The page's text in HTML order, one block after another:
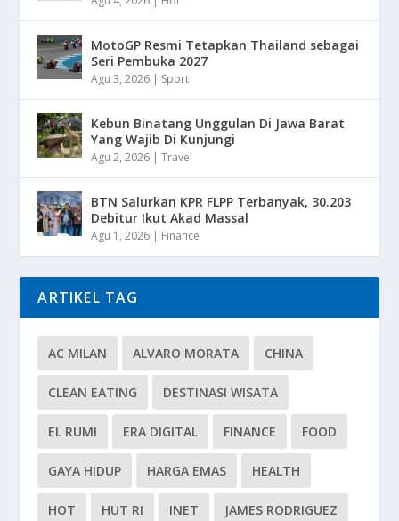
MotoGP Resmi Tetapkan Thailand sebagai
Seri Pembuka 2027
Agu 3, 2026 | Sport
Kebun Binatang Unggulan Di Jawa Barat
Yang Wajib Di Kunjungi
Agu 2, 2026 |Travel
BTN Salurkan KPR FLPP Terbanyak, 30.203
Debitur Ikut Akad Massal
Agu 1, 2026 | Finance
ARTIKEL TAG
AC MILAN ALVARO MORATA CHINA
CLEAN EATING DESTINASI WISATA
EL RUMI ERA DIGITAL FINANCE FOOD
GAYA HIDUP HARGA EMAS HEALTH
HOT HUT RI INET JAMES RODRIGUEZ